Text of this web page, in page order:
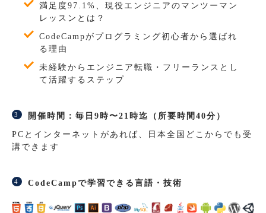
満足度97.1%、現役エンジニアのマンツーマン
レッスンとは？
CodeCampがプログラミング初心者から選ばれ
る理由
未経験からエンジニア転職・フリーランスとし
て活躍するステップ
開催時間：毎日9時〜21時迄（所要時間40分）
PCとインターネットがあれば、日本全国どこからでも受
講できます
CodeCampで学習できる言語・技術